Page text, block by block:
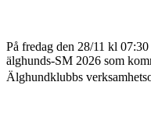
På fredag den 28/11 kl
älghunds-SM 2026 som
Älghundklubbs